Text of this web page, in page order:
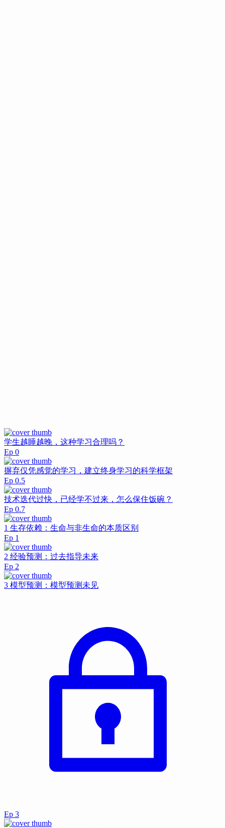
学生越睡越晚，这种学习合理吗？
Ep 0
摒弃仅凭感觉的学习，建立终身学习的科学框架
Ep 0.5
技术迭代过快，已经学不过来，怎么保住饭碗？
Ep 0.7
1 生存依赖：生命与非生命的本质区别
Ep 1
2 经验预测：过去指导未来
Ep 2
3 模型预测：模型预测未见
Ep 3